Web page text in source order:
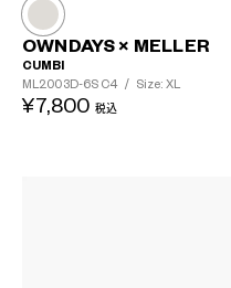
OWNDAYS × MELLER
CUMBI
ML2003D-6S C4 / Size: XL
¥7,800 税込